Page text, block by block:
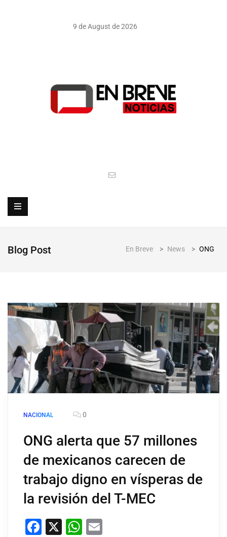
9 de August de 2026
Blog Post En Breve > News > ONG
NACIONAL 0
ONG alerta que 57 millones
de mexicanos carecen de
trabajo digno en vísperas de
la revisión del T-MEC
Facebook
X WhatsApp